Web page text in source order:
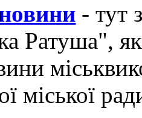
- тут
Ратуша",
міської